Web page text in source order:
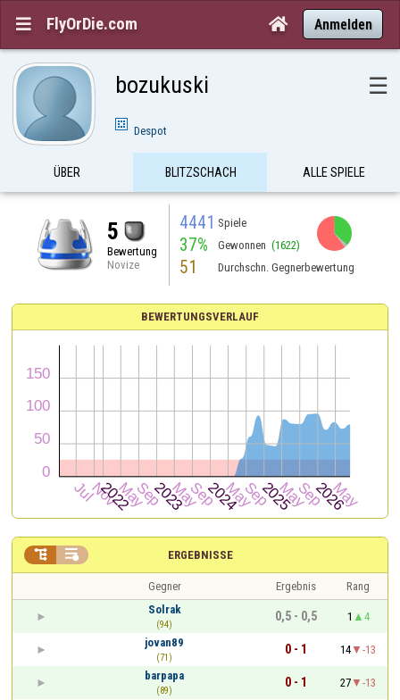
 FlyOrDie.com  Anmelden
bozukuski ☰
Despot
ÜBER BLITZSCHACH ALLE SPIELE
5
Bewertung
Novize
4441 Spiele
37% Gewonnen (1622)
51 Durchschn. Gegnerbewertung
BEWERTUNGSVERLAUF
ERGEBNISSE
 
Gegner Ergebnis
Rang
Solrak
(94)
0,5 - 0,5 1
4
jovan89
(71)
0 - 1 14
-13
barpapa
(89)
0 - 1 27
-13